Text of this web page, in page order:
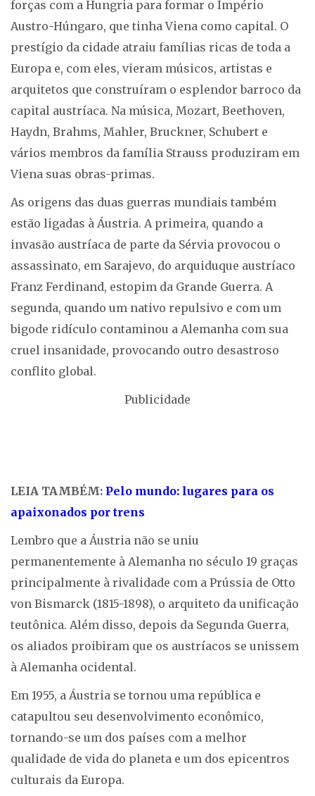
forças com a Hungria para formar o Império
Austro-Húngaro, que tinha Viena como capital. O
prestígio da cidade atraiu famílias ricas de toda a
Europa e, com eles, vieram músicos, artistas e
arquitetos que construíram o esplendor barroco da
capital austríaca. Na música, Mozart, Beethoven,
Haydn, Brahms, Mahler, Bruckner, Schubert e
vários membros da família Strauss produziram em
Viena suas obras-primas.
As origens das duas guerras mundiais também
estão ligadas à Áustria. A primeira, quando a
invasão austríaca de parte da Sérvia provocou o
assassinato, em Sarajevo, do arquiduque austríaco
Franz Ferdinand, estopim da Grande Guerra. A
segunda, quando um nativo repulsivo e com um
bigode ridículo contaminou a Alemanha com sua
cruel insanidade, provocando outro desastroso
conflito global.
Publicidade
LEIA TAMBÉM: Pelo mundo: lugares para os
apaixonados por trens
Lembro que a Áustria não se uniu
permanentemente à Alemanha no século 19 graças
principalmente à rivalidade com a Prússia de Otto
von Bismarck (1815-1898), o arquiteto da unificação
teutônica. Além disso, depois da Segunda Guerra,
os aliados proibiram que os austríacos se unissem
à Alemanha ocidental.
Em 1955, a Áustria se tornou uma república e
catapultou seu desenvolvimento econômico,
tornando-se um dos países com a melhor
qualidade de vida do planeta e um dos epicentros
culturais da Europa.